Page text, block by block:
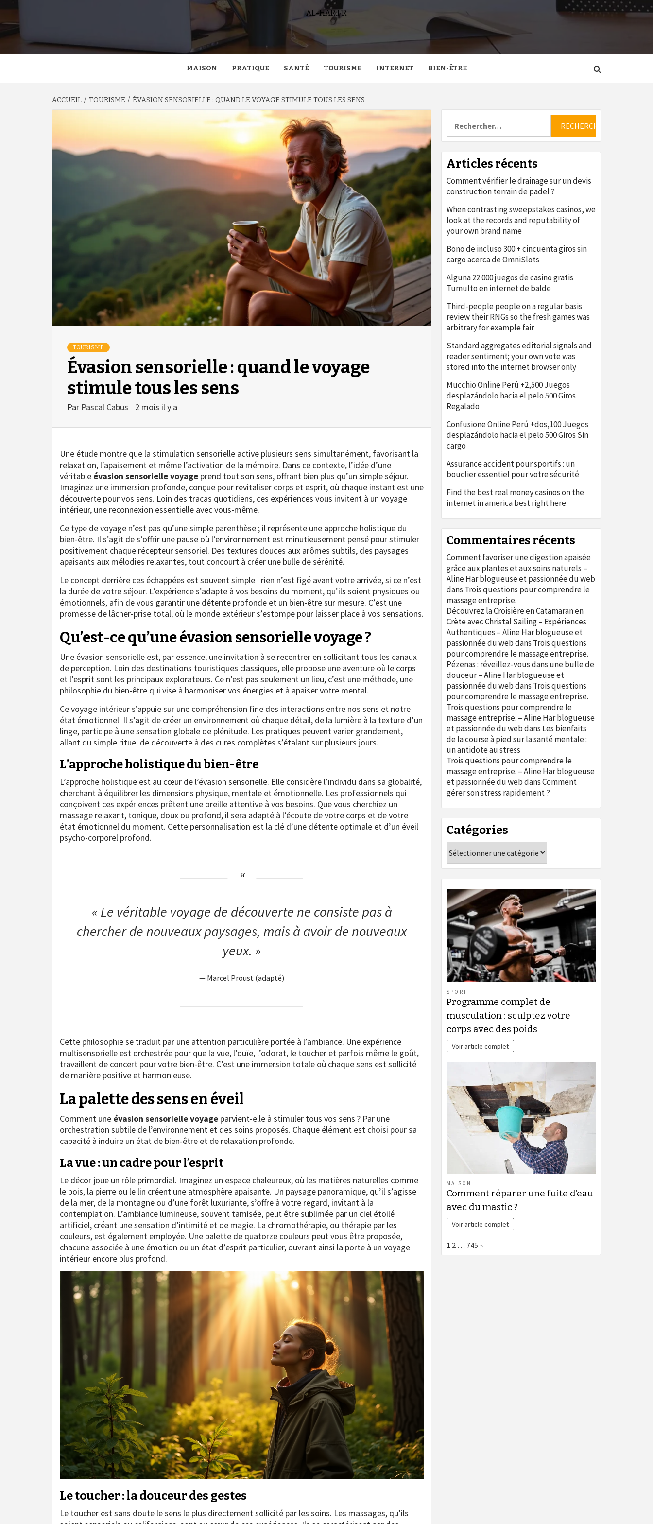
AL-HAR.FR
MAISON PRATIQUE SANTÉ TOURISME INTERNET BIEN-ÊTRE
ACCUEIL TOURISME ÉVASION SENSORIELLE : QUAND LE VOYAGE STIMULE TOUS LES SENS
TOURISME
Évasion sensorielle : quand le voyage
stimule tous les sens
Par Pascal Cabus 2 mois il y a
Une étude montre que la stimulation sensorielle active plusieurs sens simultanément, favorisant la
relaxation, l’apaisement et même l’activation de la mémoire. Dans ce contexte, l’idée d’une
véritable évasion sensorielle voyage prend tout son sens, offrant bien plus qu’un simple séjour.
Imaginez une immersion profonde, conçue pour revitaliser corps et esprit, où chaque instant est une
découverte pour vos sens. Loin des tracas quotidiens, ces expériences vous invitent à un voyage
intérieur, une reconnexion essentielle avec vous-même.
Ce type de voyage n’est pas qu’une simple parenthèse ; il représente une approche holistique du
bien-être. Il s’agit de s’offrir une pause où l’environnement est minutieusement pensé pour stimuler
positivement chaque récepteur sensoriel. Des textures douces aux arômes subtils, des paysages
apaisants aux mélodies relaxantes, tout concourt à créer une bulle de sérénité.
Le concept derrière ces échappées est souvent simple : rien n’est figé avant votre arrivée, si ce n’est
la durée de votre séjour. L’expérience s’adapte à vos besoins du moment, qu’ils soient physiques ou
émotionnels, afin de vous garantir une détente profonde et un bien-être sur mesure. C’est une
promesse de lâcher-prise total, où le monde extérieur s’estompe pour laisser place à vos sensations.
Qu’est-ce qu’une évasion sensorielle voyage ?
Une évasion sensorielle est, par essence, une invitation à se recentrer en sollicitant tous les canaux
de perception. Loin des destinations touristiques classiques, elle propose une aventure où le corps
et l’esprit sont les principaux explorateurs. Ce n’est pas seulement un lieu, c’est une méthode, une
philosophie du bien-être qui vise à harmoniser vos énergies et à apaiser votre mental.
Ce voyage intérieur s’appuie sur une compréhension fine des interactions entre nos sens et notre
état émotionnel. Il s’agit de créer un environnement où chaque détail, de la lumière à la texture d’un
linge, participe à une sensation globale de plénitude. Les pratiques peuvent varier grandement,
allant du simple rituel de découverte à des cures complètes s’étalant sur plusieurs jours.
L’approche holistique du bien-être
L’approche holistique est au cœur de l’évasion sensorielle. Elle considère l’individu dans sa globalité,
cherchant à équilibrer les dimensions physique, mentale et émotionnelle. Les professionnels qui
conçoivent ces expériences prêtent une oreille attentive à vos besoins. Que vous cherchiez un
massage relaxant, tonique, doux ou profond, il sera adapté à l’écoute de votre corps et de votre
état émotionnel du moment. Cette personnalisation est la clé d’une détente optimale et d’un éveil
psycho-corporel profond.
« Le véritable voyage de découverte ne consiste pas à
chercher de nouveaux paysages, mais à avoir de nouveaux
yeux. »
— Marcel Proust (adapté)
Cette philosophie se traduit par une attention particulière portée à l’ambiance. Une expérience
multisensorielle est orchestrée pour que la vue, l’ouïe, l’odorat, le toucher et parfois même le goût,
travaillent de concert pour votre bien-être. C’est une immersion totale où chaque sens est sollicité
de manière positive et harmonieuse.
La palette des sens en éveil
Comment une évasion sensorielle voyage parvient-elle à stimuler tous vos sens ? Par une
orchestration subtile de l’environnement et des soins proposés. Chaque élément est choisi pour sa
capacité à induire un état de bien-être et de relaxation profonde.
La vue : un cadre pour l’esprit
Le décor joue un rôle primordial. Imaginez un espace chaleureux, où les matières naturelles comme
le bois, la pierre ou le lin créent une atmosphère apaisante. Un paysage panoramique, qu’il s’agisse
de la mer, de la montagne ou d’une forêt luxuriante, s’offre à votre regard, invitant à la
contemplation. L’ambiance lumineuse, souvent tamisée, peut être sublimée par un ciel étoilé
artificiel, créant une sensation d’intimité et de magie. La chromothérapie, ou thérapie par les
couleurs, est également employée. Une palette de quatorze couleurs peut vous être proposée,
chacune associée à une émotion ou un état d’esprit particulier, ouvrant ainsi la porte à un voyage
intérieur encore plus profond.
Le toucher : la douceur des gestes
Le toucher est sans doute le sens le plus directement sollicité par les soins. Les massages, qu’ils
Articles récents
Comment vérifier le drainage sur un devis
construction terrain de padel ?
When contrasting sweepstakes casinos, we
look at the records and reputability of
your own brand name
Bono de incluso 300 + cincuenta giros sin
cargo acerca de OmniSlots
Alguna 22 000 juegos de casino gratis
Tumulto en internet de balde
Third-people people on a regular basis
review their RNGs so the fresh games was
arbitrary for example fair
Standard aggregates editorial signals and
reader sentiment; your own vote was
stored into the internet browser only
Mucchio Online Perú +2,500 Juegos
desplazándolo hacia el pelo 500 Giros
Regalado
Confusione Online Perú +dos,100 Juegos
desplazándolo hacia el pelo 500 Giros Sin
cargo
Assurance accident pour sportifs : un
bouclier essentiel pour votre sécurité
Find the best real money casinos on the
internet in america best right here
Commentaires récents
Comment favoriser une digestion apaisée
grâce aux plantes et aux soins naturels –
Aline Har blogueuse et passionnée du web
dans Trois questions pour comprendre le
massage entreprise.
Découvrez la Croisière en Catamaran en
Crète avec Christal Sailing – Expériences
Authentiques – Aline Har blogueuse et
passionnée du webdans Trois questions
pour comprendre le massage entreprise.
Pézenas : réveillez-vous dans une bulle de
douceur – Aline Har blogueuse et
passionnée du webdans Trois questions
pour comprendre le massage entreprise.
Trois questions pour comprendre le
massage entreprise. – Aline Har blogueuse
et passionnée du webdans Les bienfaits
de la course à pied sur la santé mentale :
un antidote au stress
Trois questions pour comprendre le
massage entreprise. – Aline Har blogueuse
et passionnée du webdansComment
gérer son stress rapidement ?
Catégories
SPORT
Programme complet de
musculation : sculptez votre
corps avec des poids
Voir article complet
MAISON
Comment réparer une fuite d’eau
avec du mastic ?
Voir article complet
Page:
1 2 … 745 Next
»